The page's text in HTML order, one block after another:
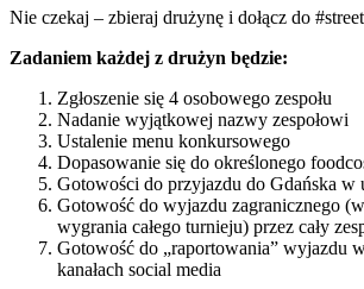
Nie czekaj – zbieraj drużynę i dołącz do
Zadaniem każdej z drużyn będzie:
Zgłoszenie się 4 osobowego zespołu
Nadanie wyjątkowej nazwy zespołowi
Ustalenie menu konkursowego
Dopasowanie się do określonego
Gotowości do przyjazdu do Gdańska w
Gotowość do wyjazdu zagranicznego
wygrania całego turnieju) przez cały
Gotowość do „raportowania” wyjazdu
kanałach social media